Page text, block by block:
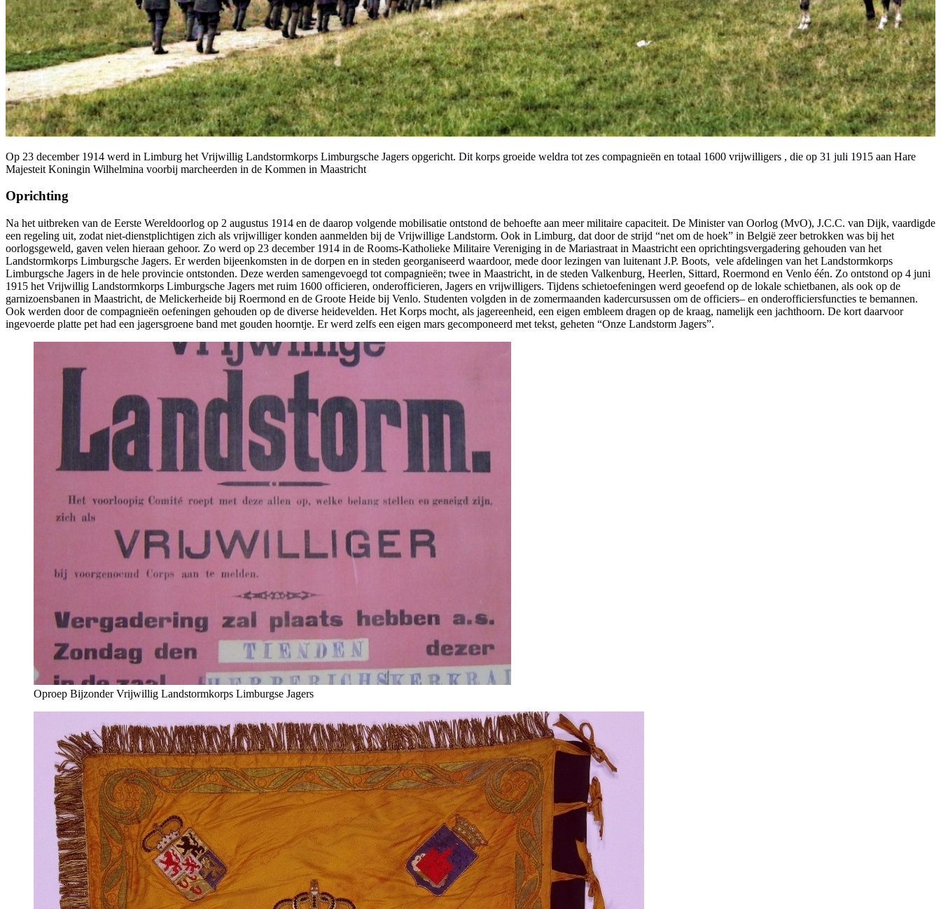
Op 23 december 1914 werd in Limburg het Vrijwillig Landstormkorps Limburgsche Jagers opgericht. Dit korps groeide weldra tot zes compagnieën en totaal 1600 vrijwilligers , die op 31 juli 1915 aan Hare
Majesteit Koningin Wilhelmina voorbij marcheerden in de Kommen in Maastricht
Oprichting
Na het uitbreken van de Eerste Wereldoorlog op 2 augustus 1914 en de daarop volgende mobilisatie ontstond de behoefte aan meer militaire capaciteit. De Minister van Oorlog (MvO), J.C.C. van Dijk, vaardigde
een regeling uit, zodat niet-dienstplichtigen zich als vrijwilliger konden aanmelden bij de Vrijwillige Landstorm. Ook in Limburg, dat door de strijd “net om de hoek” in België zeer betrokken was bij het
oorlogsgeweld, gaven velen hieraan gehoor. Zo werd op 23 december 1914 in de Rooms-Katholieke Militaire Vereniging in de Mariastraat in Maastricht een oprichtingsvergadering gehouden van het
Landstormkorps Limburgsche Jagers. Er werden bijeenkomsten in de dorpen en in steden georganiseerd waardoor, mede door lezingen van luitenant J.P. Boots, vele afdelingen van het Landstormkorps
Limburgsche Jagers in de hele provincie ontstonden. Deze werden samengevoegd tot compagnieën; twee in Maastricht, in de steden Valkenburg, Heerlen, Sittard, Roermond en Venlo één. Zo ontstond op 4 juni
1915 het Vrijwillig Landstormkorps Limburgsche Jagers met ruim 1600 officieren, onderofficieren, Jagers en vrijwilligers. Tijdens schietoefeningen werd geoefend op de lokale schietbanen, als ook op de
garnizoensbanen in Maastricht, de Melickerheide bij Roermond en de Groote Heide bij Venlo. Studenten volgden in de zomermaanden kadercursussen om de officiers– en onderofficiersfuncties te bemannen.
Ook werden door de compagnieën oefeningen gehouden op de diverse heidevelden. Het Korps mocht, als jagereenheid, een eigen embleem dragen op de kraag, namelijk een jachthoorn. De kort daarvoor
ingevoerde platte pet had een jagersgroene band met gouden hoorntje. Er werd zelfs een eigen mars gecomponeerd met tekst, geheten “Onze Landstorm Jagers”.
Oproep Bijzonder Vrijwillig Landstormkorps Limburgse Jagers